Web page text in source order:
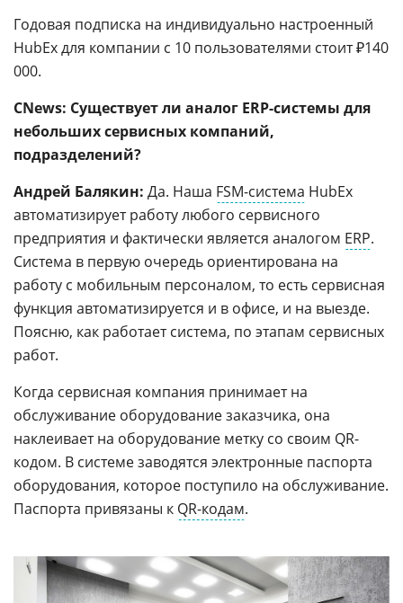
Годовая подписка на индивидуально настроенный
HubEx для компании c 10 пользователями стоит ₽140
000.
CNews: Существует ли аналог ERP-системы для
небольших сервисных компаний,
подразделений?
Андрей Балякин: Да. Наша FSM-система HubEx
автоматизирует работу любого сервисного
предприятия и фактически является аналогом ERP.
Система в первую очередь ориентирована на
работу с мобильным персоналом, то есть сервисная
функция автоматизируется и в офисе, и на выезде.
Поясню, как работает система, по этапам сервисных
работ.
Когда сервисная компания принимает на
обслуживание оборудование заказчика, она
наклеивает на оборудование метку со своим QR-
кодом. В системе заводятся электронные паспорта
оборудования, которое поступило на обслуживание.
Паспорта привязаны к QR-кодам.